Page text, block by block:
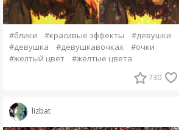
#блики #красивые эффекты
#девушки
#девушка
#девушкавочках
#очки
#желтый цвет
#желтые цвета
730
lizbat